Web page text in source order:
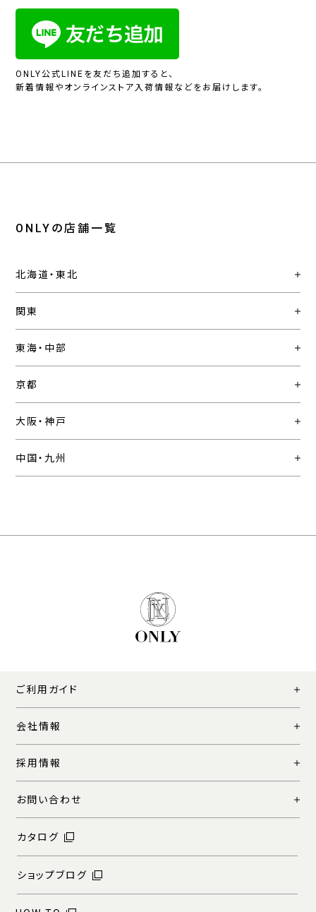
ONLY公式LINEを友だち追加すると、
新着情報やオンラインストア入荷情報などをお届けします。
ONLYの店舗一覧
北海道・東北
関東
東海・中部
京都
大阪・神戸
中国・九州
ご利用ガイド
会社情報
採用情報
お問い合わせ
カタログ
ショップブログ